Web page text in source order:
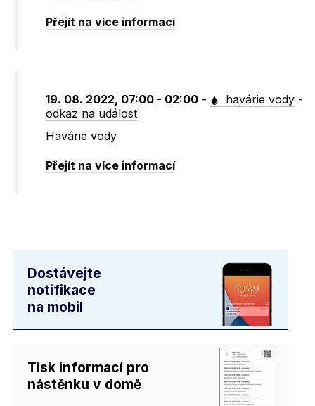
Přejít na více informací
19. 08. 2022, 07:00 - 02:00 - havárie vody -
odkaz na událost
Havárie vody
Přejít na více informací
Dostávejte
notifikace
na mobil
Tisk informací pro
nástěnku v domě